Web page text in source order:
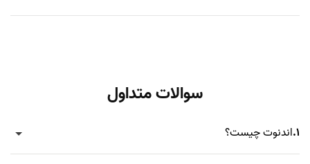
سوالات متداول
1. اندنوت چیست؟